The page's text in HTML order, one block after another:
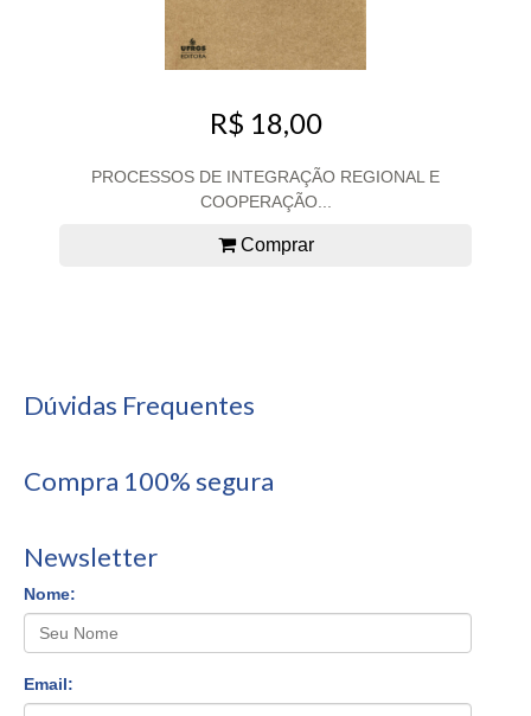
R$ 18,00
PROCESSOS DE INTEGRAÇÃO REGIONAL E
COOPERAÇÃO...
Comprar
Dúvidas Frequentes
Compra 100% segura
Newsletter
Nome:
Email: